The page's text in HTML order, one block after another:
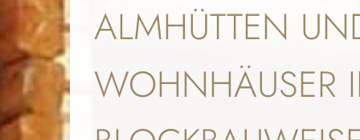
ALMHÜTTEN
WOHNHÄUSER